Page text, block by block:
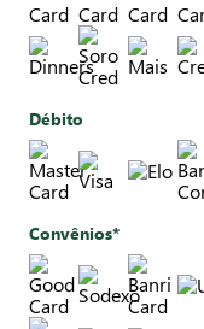
Débito
Convênios*